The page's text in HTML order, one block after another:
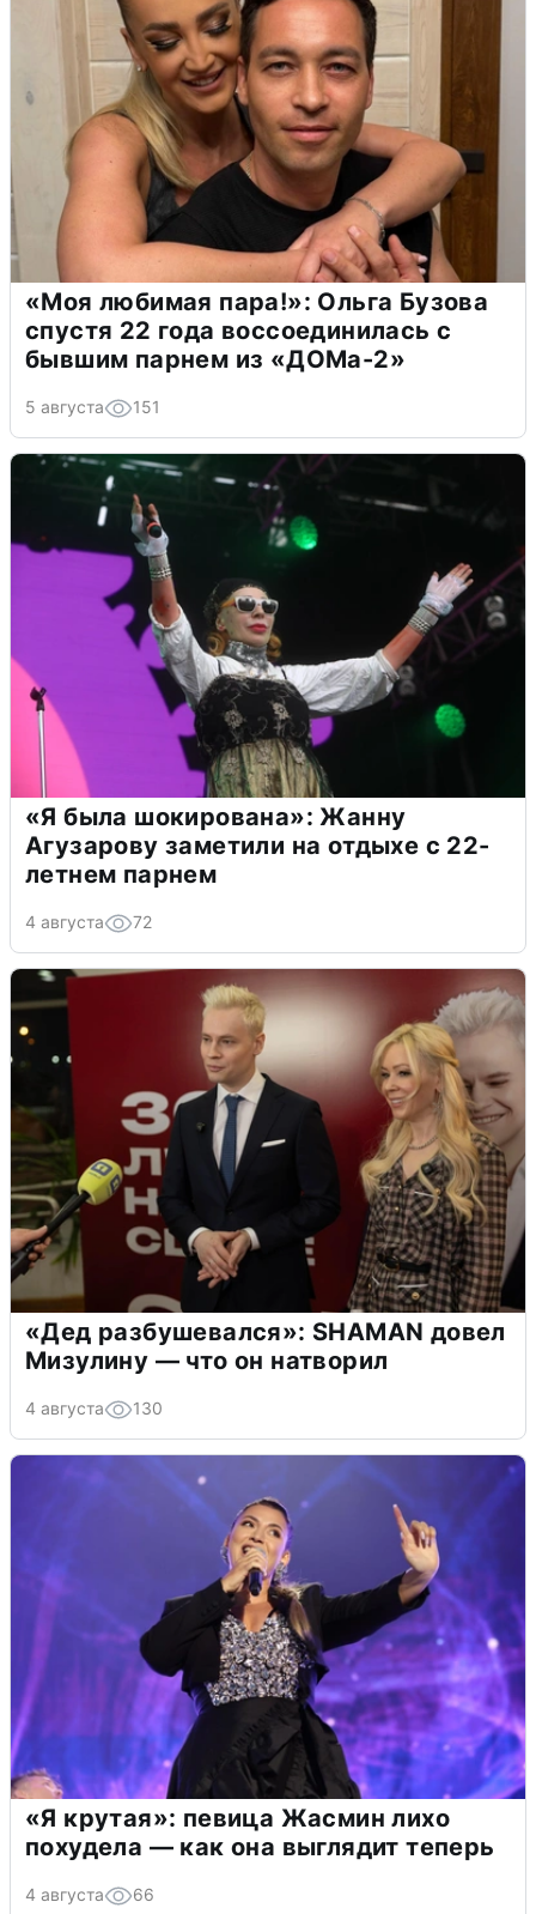
«Моя любимая пара!»: Ольга Бузова
спустя 22 года воссоединилась с
бывшим парнем из «ДОМа-2»
5 августа 151
«Я была шокирована»: Жанну
Агузарову заметили на отдыхе с 22-
летнем парнем
4 августа 72
«Дед разбушевался»: SHAMAN довел
Мизулину — что он натворил
4 августа 130
«Я крутая»: певица Жасмин лихо
похудела — как она выглядит теперь
4 августа 66